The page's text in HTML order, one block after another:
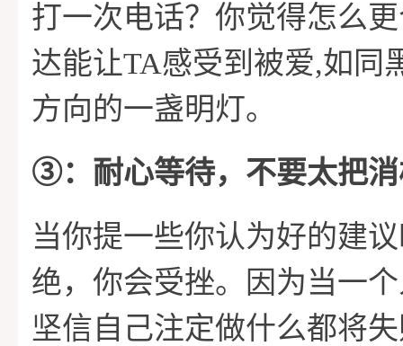
打一次电话？你觉得怎么
达能让TA感受到被爱,如同
方向的一盏明灯。
➂：耐心等待，不要太把
当你提一些你认为好的建
绝，你会受挫。因为当一
坚信自己注定做什么都将